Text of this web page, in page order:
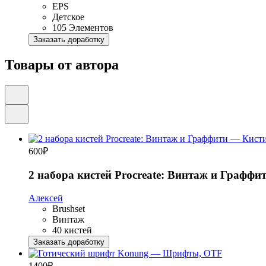
EPS
Детское
105 Элементов
Заказать доработку
Товары от автора
600₽
2 набора кистей Procreate: Винтаж и
Алексей
Brushset
Винтаж
40 кистей
Заказать доработку